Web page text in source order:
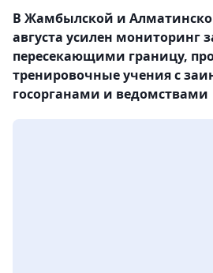
В Жамбылской и
августа усилен мониторинг
пересекающими границу,
тренировочные учения с
госорганами и ведомствами